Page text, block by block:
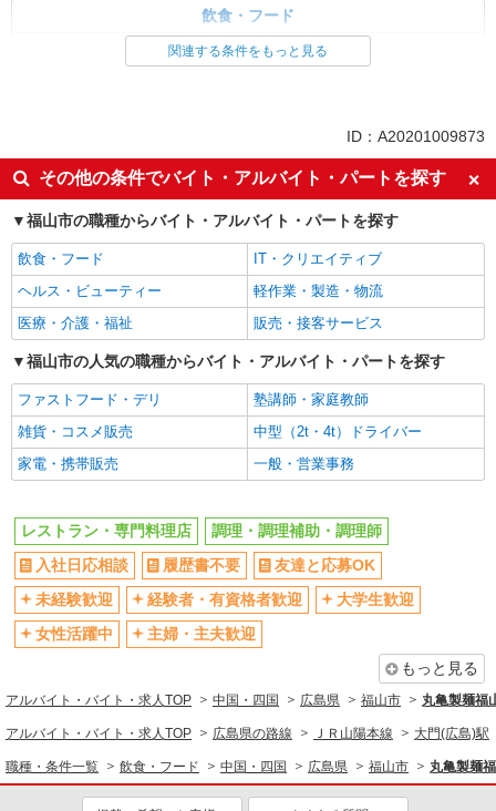
飲食・フード
レストラン・専門料理店
調理・調理補助・調理師
ミドル（40代～）活躍中
ボーナス・賞与あり
土日祝休み
短期（3ヶ月以内）
週1日勤務OK
週2～3日勤務OK
短時間勤務（1日4h以内）OK
上場企業・上場企業のグループ会
社
車通勤OK
扶養内勤務OK
交通費支給
社会保険あり
まかない・食事補助
社員登用あり
関連する条件をもっと見る
ID：A20201009873
その他の条件でバイト・アルバイト・パートを探す
福山市の職種からバイト・アルバイト・パートを探す
飲食・フード
IT・クリエイティブ
ヘルス・ビューティー
軽作業・製造・物流
医療・介護・福祉
販売・接客サービス
福山市の人気の職種からバイト・アルバイト・パートを探す
ファストフード・デリ
塾講師・家庭教師
雑貨・コスメ販売
中型（2t・4t）ドライバー
家電・携帯販売
一般・営業事務
レストラン・専門料理店
調理・調理補助・調理師
入社日応相談
履歴書不要
友達と応募OK
未経験歓迎
経験者・有資格者歓迎
大学生歓迎
女性活躍中
主婦・主夫歓迎
もっと見る
アルバイト・バイト・求人TOP 中国・四国 広島県 福山市 丸亀製麺福
アルバイト・バイト・求人TOP 広島県の路線 ＪＲ山陽本線 大門(広島)駅
職種・条件一覧 飲食・フード 中国・四国 広島県 福山市 丸亀製麺